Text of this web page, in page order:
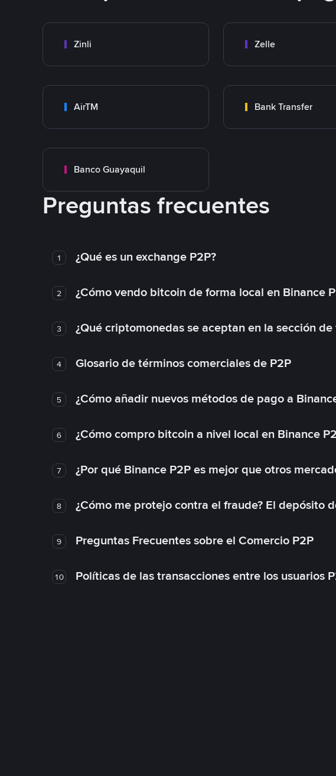
Zinli Zelle
AirTM Bank Transfer
Banco Guayaquil
Preguntas frecuentes
1 ¿Qué es un exchange P2P?
2 ¿Cómo vendo bitcoin de forma local en Binance
3 ¿Qué criptomonedas se aceptan en la sección
4 Glosario de términos comerciales de P2P
5 ¿Cómo añadir nuevos métodos de pago a
6 ¿Cómo compro bitcoin a nivel local en Binance
7 ¿Por qué Binance P2P es mejor que otros
8 ¿Cómo me protejo contra el fraude? El depósito
9 Preguntas Frecuentes sobre el Comercio P2P
10 Políticas de las transacciones entre los usuarios